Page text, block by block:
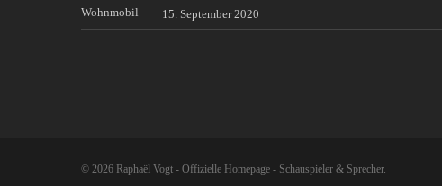
15. September 2020
© 2026 Raphaël Vogt - Offizielle Homepage - Schauspieler & Sprecher.